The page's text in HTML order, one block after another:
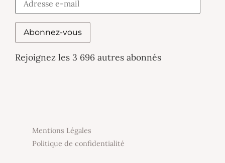
Abonnez-vous
Rejoignez les 3 696 autres abonnés
Mentions Légales
Politique de confidentialité